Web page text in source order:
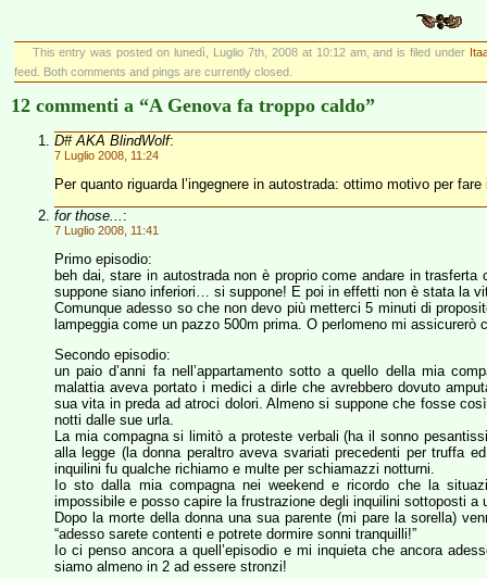
This entry was posted on lunedì, Luglio 7th, 2008 at 10:12 am, and is filed under
feed. Both comments and pings are currently closed.
12 commenti a “A Genova fa troppo caldo”
D# AKA BlindWolf:
7 Luglio 2008, 11:24
Per quanto riguarda l’ingegnere in autostrada: ottimo motivo per
for those... :
7 Luglio 2008, 11:41
Primo episodio:
beh dai, stare in autostrada non è proprio come andare in
suppone siano inferiori… si suppone! E poi in effetti non è stata la
Comunque adesso so che non devo più metterci 5 minuti di
lampeggia come un pazzo 500m prima. O perlomeno mi
Secondo episodio:
un paio d’anni fa nell’appartamento sotto a quello della mia
malattia aveva portato i medici a dirle che avrebbero dovuto
sua vita in preda ad atroci dolori. Almeno si suppone che fosse
notti dalle sue urla.
La mia compagna si limitò a proteste verbali (ha il sonno
alla legge (la donna peraltro aveva svariati precedenti per truffa
inquilini fu qualche richiamo e multe per schiamazzi notturni.
Io sto dalla mia compagna nei weekend e ricordo che la
impossibile e posso capire la frustrazione degli inquilini sottoposti
Dopo la morte della donna una sua parente (mi pare la sorella)
“adesso sarete contenti e potrete dormire sonni tranquilli!”
Io ci penso ancora a quell’episodio e mi inquieta che ancora
siamo almeno in 2 ad essere stronzi!